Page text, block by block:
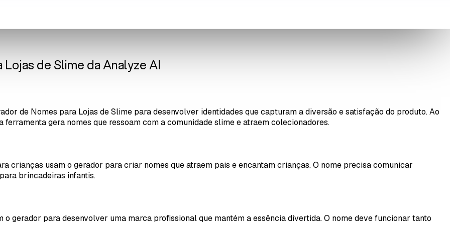
de Slime da Analyze AI
de Nomes para Lojas de Slime para desenvolver identidades que capturam a diversão e satisfação do produto. Ao
gera nomes que ressoam com a comunidade slime e atraem colecionadores.
crianças usam o gerador para criar nomes que atraem pais e encantam crianças. O nome precisa comunicar
brincadeiras infantis.
gerador para desenvolver uma marca profissional que mantém a essência divertida. O nome deve funcionar tanto